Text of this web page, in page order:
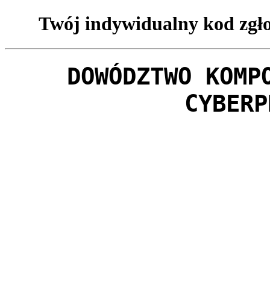
Twój indywidualny kod
DOWÓDZTWO